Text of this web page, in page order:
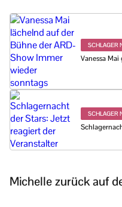
SCHLAGER
Vanessa
SCHLAGER
Michelle zurück auf